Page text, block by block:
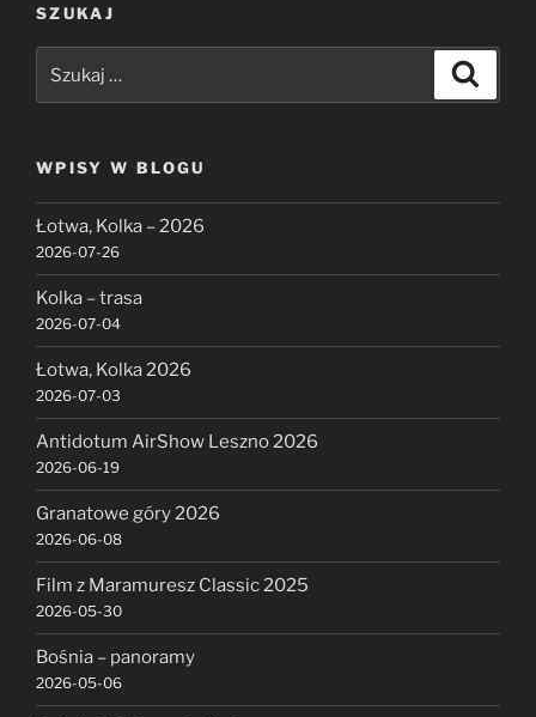
SZUKAJ
WPISY W BLOGU
Łotwa, Kolka – 2026
2026-07-26
Kolka – trasa
2026-07-04
Łotwa, Kolka 2026
2026-07-03
Antidotum AirShow Leszno 2026
2026-06-19
Granatowe góry 2026
2026-06-08
Film z Maramuresz Classic 2025
2026-05-30
Bośnia – panoramy
2026-05-06